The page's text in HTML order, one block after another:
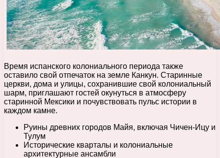
Время испанского колониального периода также
оставило свой отпечаток на земле Канкун. Старинные
церкви, дома и улицы, сохранившие свой колониальный
шарм, приглашают гостей окунуться в атмосферу
старинной Мексики и почувствовать пульс истории в
каждом камне.
Руины древних городов Майя, включая Чичен-Ицу и
Тулум
Исторические кварталы и колониальные
архитектурные ансамбли